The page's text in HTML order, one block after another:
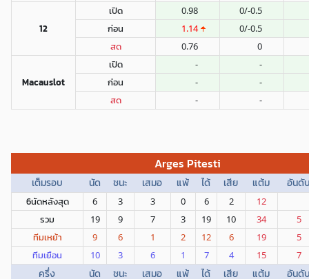
12
เปิด 0.98 0/-0.5
ก่อน 1.14 0/-0.5
สด 0.76 0
Macauslot
เปิด - -
ก่อน - -
สด - -
Arges Pitesti
เต็มรอบ นัด ชนะ เสมอ แพ้ ได้ เสีย แต้ม อันดั
6นัดหลังสุด 6 3 3 0 6 2 12
รวม 19 9 7 3 19 10 34 5
ทีมเหย้า 9 6 1 2 12 6 19 5
ทีมเยือน 10 3 6 1 7 4 15 7
ครึ่ง นัด ชนะ เสมอ แพ้ ได้ เสีย แต้ม อันดั